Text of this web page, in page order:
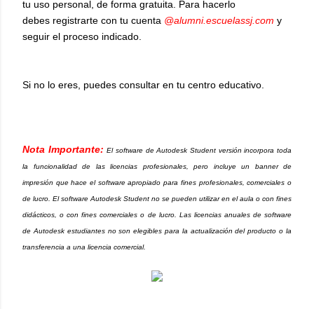
tu uso personal, de forma gratuita. Para hacerlo
debes registrarte con tu cuenta @alumni.escuelassj.com y
seguir el proceso indicado.
Si no lo eres, puedes consultar en tu centro educativo.
Nota Importante: El software de Autodesk Student versión incorpora toda
la funcionalidad de las licencias profesionales, pero incluye un banner de
impresión que hace el software apropiado para fines profesionales, comerciales o
de lucro. El software Autodesk Student no se pueden utilizar en el aula o con fines
didácticos, o con fines comerciales o de lucro. Las licencias anuales de software
de Autodesk estudiantes no son elegibles para la actualización del producto o la
transferencia a una licencia comercial.